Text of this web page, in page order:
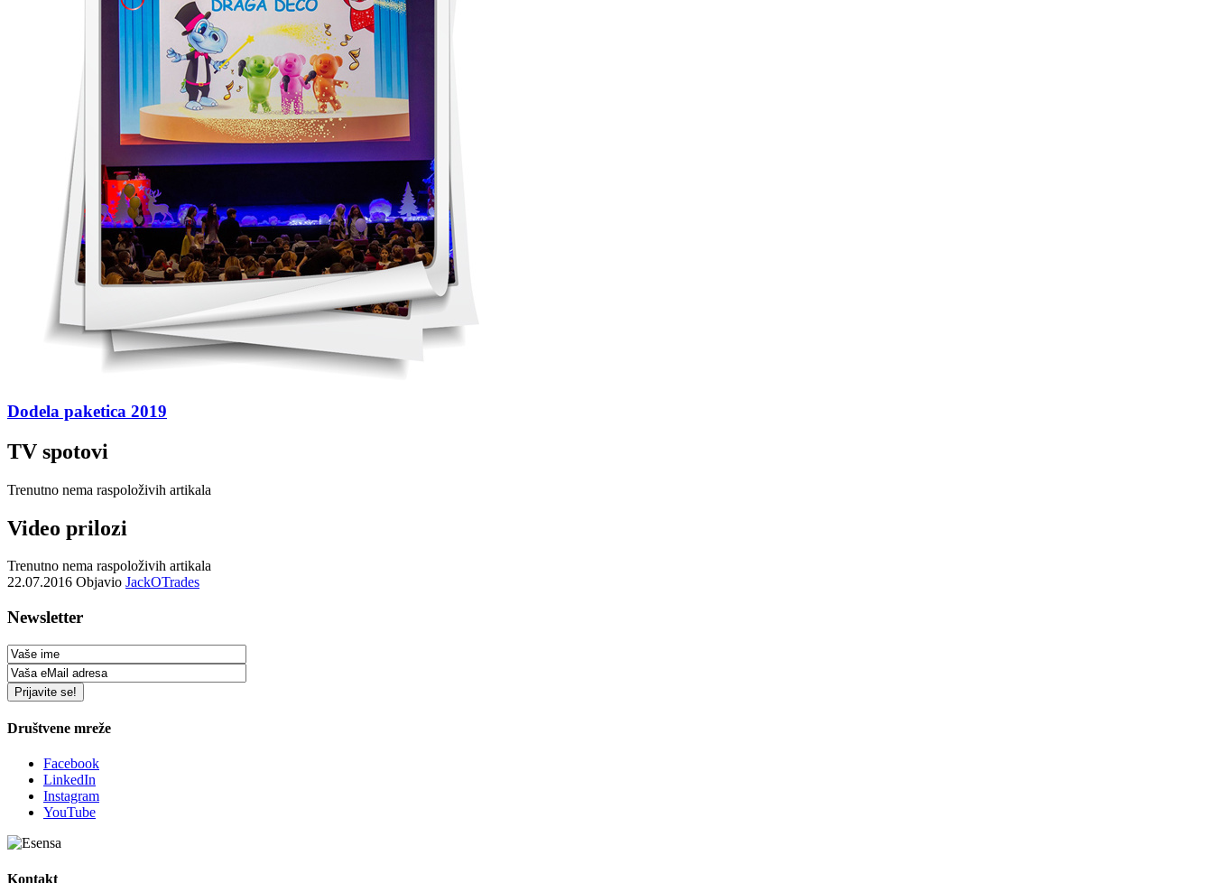
Dodela paketica 2019
TV spotovi
Trenutno nema raspoloživih artikala
Video prilozi
Trenutno nema raspoloživih artikala
22.07.2016 Objavio JackOTrades
Newsletter
Društvene mreže
Facebook
LinkedIn
Instagram
YouTube
Kontakt